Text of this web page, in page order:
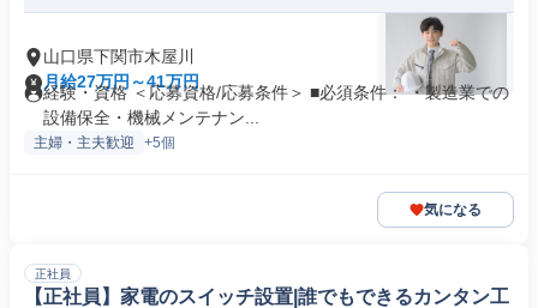
山口県下関市木屋川
月給27万円～41万円
経験・資格 ＜応募資格/応募条件＞ ■必須条件： ・製造業での
設備保全・機械メンテナン...
主婦・主夫歓迎 +5個
気になる
正社員
【正社員】家電のスイッチ設置|誰でもできるカンタン工